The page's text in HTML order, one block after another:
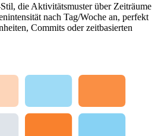
die Aktivitätsmuster über Zeiträume
nach Tag/Woche an, perfekt
Commits oder zeitbasierten